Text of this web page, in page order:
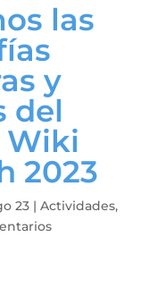
las
y
del
Wiki
2023
23 |Actividades,